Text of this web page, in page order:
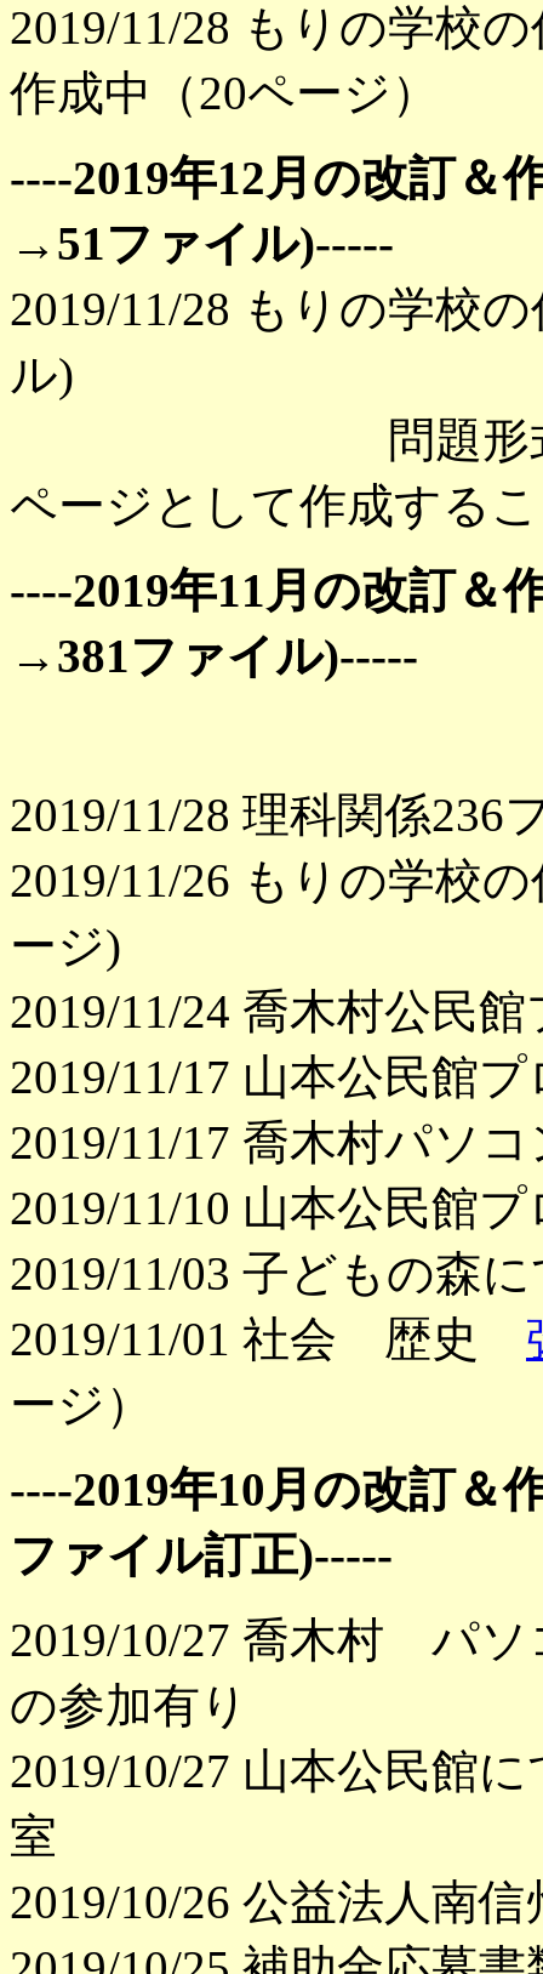
2019/11/28 もりの学校
作成中（20ページ）
----2019年12月の改訂＆
→51ファイル)-----
2019/11/28 もりの学校
ル)
問題形式にし
ページとして作成する
----2019年11月の改訂＆
→381ファイル)-----
2019/11/28 理科関係
2019/11/26 もりの学
ージ)
2019/11/24 喬木村公民
2019/11/17 山本公民館
2019/11/17 喬木村パソ
2019/11/10 山本公民館
2019/11/03 子どもの森
2019/11/01 社会 歴史
ージ）
----2019年10月の改訂＆
ファイル訂正)-----
2019/10/27 喬木村 パ
の参加有り
2019/10/27 山本公民館
室
2019/10/26 公益法人